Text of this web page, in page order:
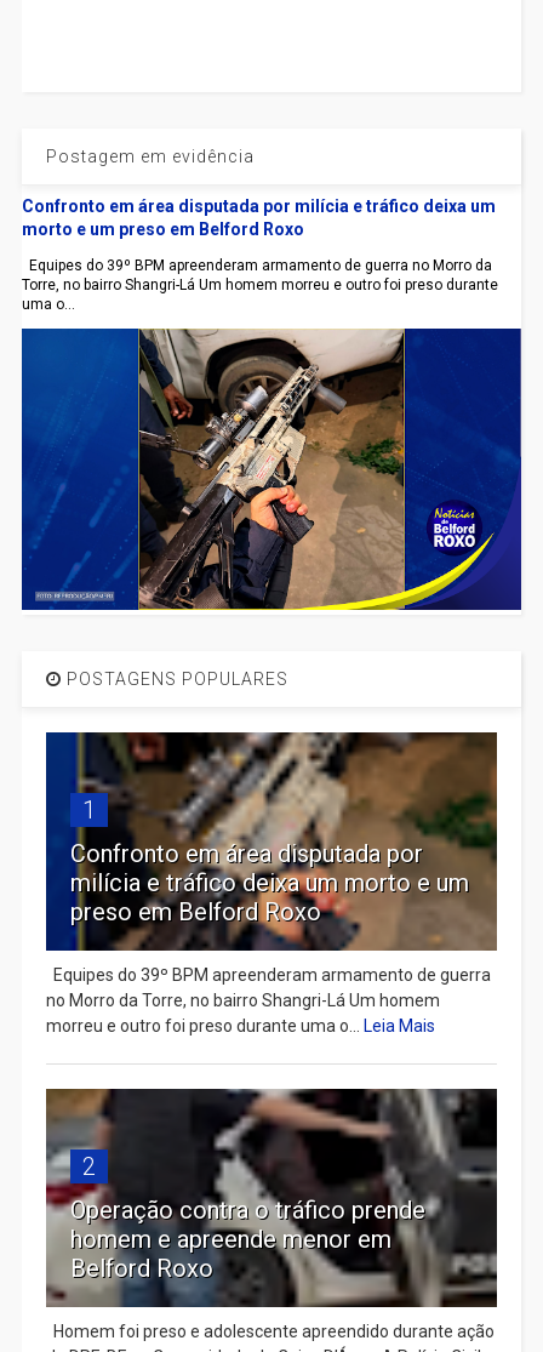
Postagem em evidência
Confronto em área disputada por milícia e tráfico deixa um
morto e um preso em Belford Roxo
Equipes do 39º BPM apreenderam armamento de guerra no Morro da
Torre, no bairro Shangri-Lá Um homem morreu e outro foi preso durante
uma o...
POSTAGENS POPULARES
1
Confronto em área disputada por
milícia e tráfico deixa um morto e um
preso em Belford Roxo
Equipes do 39º BPM apreenderam armamento de guerra
no Morro da Torre, no bairro Shangri-Lá Um homem
morreu e outro foi preso durante uma o...
Leia Mais
2
Operação contra o tráfico prende
homem e apreende menor em
Belford Roxo
Homem foi preso e adolescente apreendido durante ação